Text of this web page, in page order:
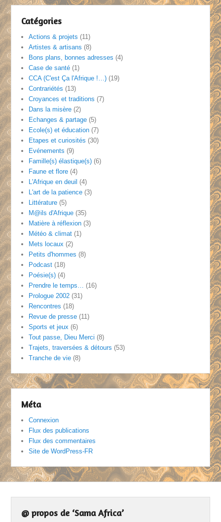
fil
des
Catégories
Actions & projets (11)
Artistes & artisans (8)
Bons plans, bonnes adresses (4)
Case de santé (1)
CCA (C'est Ça l'Afrique !…) (19)
Contrariétés (13)
Croyances et traditions (7)
Dans la misère (2)
Echanges & partage (5)
Ecole(s) et éducation (7)
Etapes et curiosités (30)
Evénements (9)
Famille(s) élastique(s) (6)
Faune et flore (4)
L'Afrique en deuil (4)
L'art de la patience (3)
Littérature (5)
M@ils d'Afrique (35)
Matière à réflexion (3)
Météo & climat (1)
Mets locaux (2)
Petits d'hommes (8)
Podcast (18)
Poésie(s) (4)
Prendre le temps…
(16)
Prologue 2002 (31)
Rencontres (18)
Revue de presse (11)
Sports et jeux (6)
Tout passe, Dieu Merci (8)
Trajets, traversées & détours (53)
Tranche de vie (8)
Méta
Connexion
Flux des publications
Flux des commentaires
Site de WordPress-FR
@ propos de ‘Sama Africa’